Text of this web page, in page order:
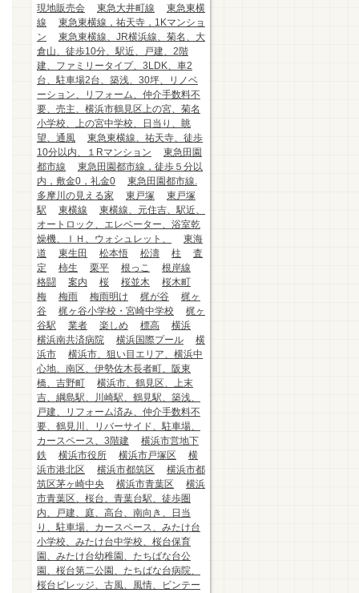
現地販売会
東急大井町線
東急東横
線
東急東横線，祐天寺，1Kマンショ
ン
東急東横線、JR横浜線、菊名、大
倉山、徒歩10分、駅近、戸建、2階
建、ファミリータイプ、3LDK、車2
台、駐車場2台、築浅、30坪、リノベ
ーション、リフォーム、仲介手数料不
要、売主、横浜市鶴見区上の宮、菊名
小学校、上の宮中学校、日当り、眺
望、通風
東急東横線、祐天寺、徒歩
10分以内、１Rマンション
東急田園
都市線
東急田園都市線，徒歩５分以
内，敷金0，礼金0
東急田園都市線.
多摩川の見える家
東戸塚
東戸塚
駅
東横線
東横線、元住吉、駅近、
オートロック、エレベーター、浴室乾
燥機、ＩＨ、ウォシュレット、
東海
道
東生田 松本悟 松濤 柱
査
定
柿生 栗平 根っこ
根岸線
格闘
案内 桜 桜並木
桜木町
梅
梅雨 梅雨明け 梶が谷
梶ヶ
谷
梶ヶ谷小学校・宮崎中学校
梶ヶ
谷駅
業者 楽しめ 標高
横浜
横浜南共済病院
横浜国際プール
横
浜市
横浜市、狙い目エリア、横浜中
心地、南区、伊勢佐木長者町、阪東
橋、吉野町
横浜市、鶴見区、上末
吉、綱島駅、川崎駅、鶴見駅、築浅、
戸建、リフォーム済み、仲介手数料不
要、鶴見川、リバーサイド、駐車場、
カースペース、3階建
横浜市営地下
鉄
横浜市役所 横浜市戸塚区
横
浜市港北区
横浜市都筑区
横浜市都
筑区茅ヶ崎中央
横浜市青葉区
横浜
市青葉区、桜台、青葉台駅、徒歩圏
内、戸建、庭、高台、南向き、日当
り、駐車場、カースペース、みたけ台
小学校、みたけ台中学校、桜台保育
園、みたけ台幼稚園、たちばな台公
園、桜台第二公園、たちばな台病院、
桜台ビレッジ、古風、風情、ビンテー